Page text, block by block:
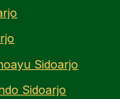
Sidoarjo
Sidoarjo